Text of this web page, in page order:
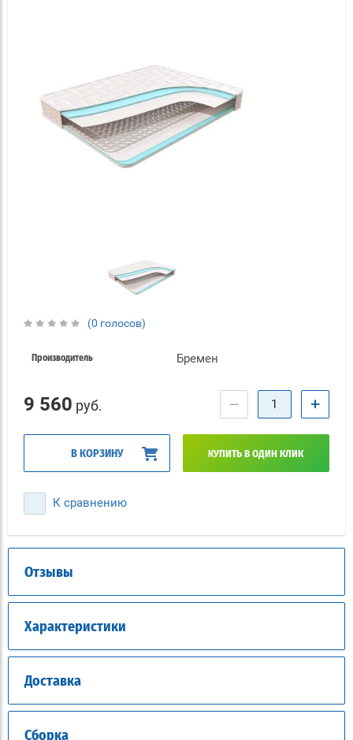
(0 голосов)
Производитель Бремен
9 560 руб. − +
В КОРЗИНУ КУПИТЬ В ОДИН КЛИК
К сравнению
Отзывы
Характеристики
Доставка
Сборка